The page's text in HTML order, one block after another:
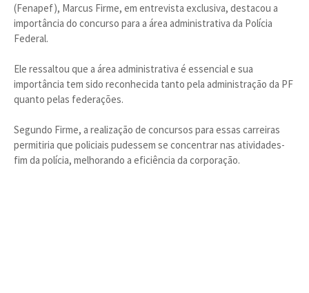
(Fenapef), Marcus Firme, em entrevista exclusiva, destacou a
importância do concurso para a área administrativa da Polícia
Federal.
Ele ressaltou que a área administrativa é essencial e sua
importância tem sido reconhecida tanto pela administração da PF
quanto pelas federações.
Segundo Firme, a realização de concursos para essas carreiras
permitiria que policiais pudessem se concentrar nas atividades-
fim da polícia, melhorando a eficiência da corporação.